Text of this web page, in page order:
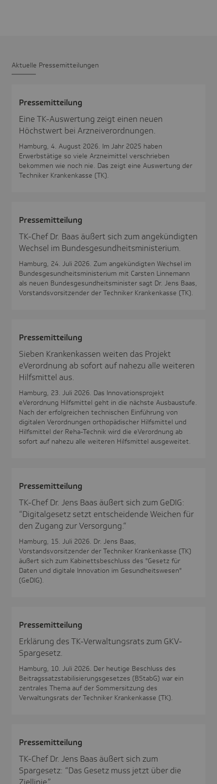
Aktu­elle Pres­se­mit­tei­lungen
Pres­se­mit­tei­lung
Eine TK-Auswertung zeigt einen neuen
Höchstwert bei Arzneiverordnungen.
Hamburg, 4. August 2026. Im Jahr 2025 haben
Erwerbstätige so viele Arzneimittel verschrieben
bekommen wie noch nie. Das zeigt eine Auswertung der
Techniker Krankenkasse (TK).
Pres­se­mit­tei­lung
TK-Chef Dr. Baas äußert sich zum angekündigten
Wechsel im Bundesgesundheitsministerium.
Hamburg, 24. Juli 2026. Zum angekündigten Wechsel im
Bundesgesundheitsministerium mit Carsten Linnemann
als neuen Bundesgesundheitsminister sagt Dr. Jens Baas,
Vorstandsvorsitzender der Techniker Krankenkasse (TK).
Pres­se­mit­tei­lung
Sieben Krankenkassen weiten das Projekt
eVerordnung ab sofort auf nahezu alle weiteren
Hilfsmittel aus.
Hamburg, 23. Juli 2026. Das Innovationsprojekt
eVerordnung Hilfsmittel geht in die nächste Ausbaustufe.
Nach der erfolgreichen technischen Einführung von
digitalen Verordnungen orthopädischer Hilfsmittel und
Hilfsmittel der Reha-Technik wird die eVerordnung ab
sofort auf nahezu alle weiteren Hilfsmittel ausgeweitet.
Pres­se­mit­tei­lung
TK-Chef Dr. Jens Baas äußert sich zum GeDIG:
“Digitalgesetz setzt entscheidende Weichen für
den Zugang zur Versorgung.“
Hamburg, 15. Juli 2026. Dr. Jens Baas,
Vorstandsvorsitzender der Techniker Krankenkasse (TK)
äußert sich zum Kabinettsbeschluss des "Gesetz für
Daten und digitale Innovation im Gesundheitswesen"
(GeDIG).
Pres­se­mit­tei­lung
Erklärung des TK-Verwaltungsrats zum GKV-
Spargesetz.
Hamburg, 10. Juli 2026. Der heutige Beschluss des
Beitragssatzstabilisierungsgesetzes (BStabG) war ein
zentrales Thema auf der Sommersitzung des
Verwaltungsrats der Techniker Krankenkasse (TK).
Pres­se­mit­tei­lung
TK-Chef Dr. Jens Baas äußert sich zum
Spargesetz: “Das Gesetz muss jetzt über die